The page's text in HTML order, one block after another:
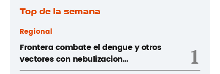
Top de la semana
Regional
Frontera combate el dengue y otros
vectores con nebulizacion...
1